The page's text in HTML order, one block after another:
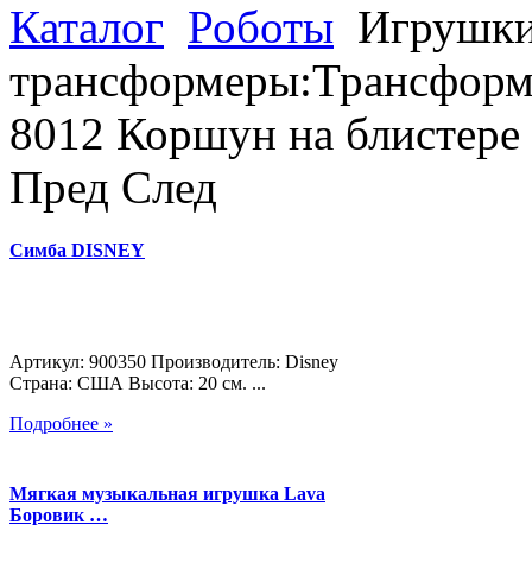
Каталог Роботы
8012 Коршун на
Пред След
Симба DISNEY
Артикул: 900350 Производитель: Disney
Страна: США Высота: 20 см. ...
Подробнее »
Мягкая музыкальная игрушка Lava
Боровик …